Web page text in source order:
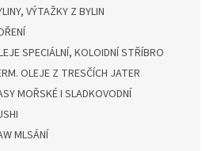
VÝTAŽKY Z BYLIN
SPECIÁLNÍ, KOLOIDNÍ STŘÍBRO
OLEJE Z TRESČÍCH JATER
MOŘSKÉ I SLADKOVODNÍ
MLSÁNÍ